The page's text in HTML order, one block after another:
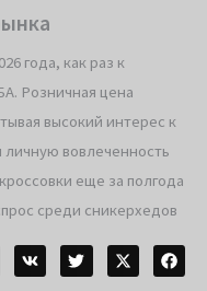
года, как раз к
Розничная цена
высокий интерес к
вовлеченность
еще за полгода
среди сникерхедов